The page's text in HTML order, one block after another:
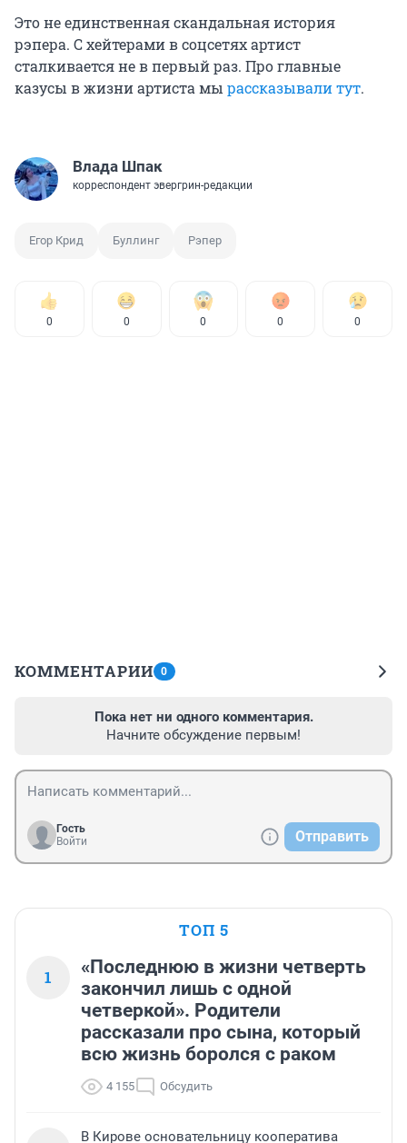
Это не единственная скандальная история
рэпера. С хейтерами в соцсетях артист
сталкивается не в первый раз. Про главные
казусы в жизни артиста мы рассказывали тут.
Влада Шпак
корреспондент эвергрин-редакции
Егор Крид Буллинг Рэпер
0 0 0 0 0
КОММЕНТАРИИ 0
Пока нет ни одного комментария.
Начните обсуждение первым!
Гость
Войти
Отправить
ТОП 5
1
«Последнюю в жизни четверть
закончил лишь с одной
четверкой». Родители
рассказали про сына, который
всю жизнь боролся с раком
4 155 Обсудить
В Кирове основательницу кооператива